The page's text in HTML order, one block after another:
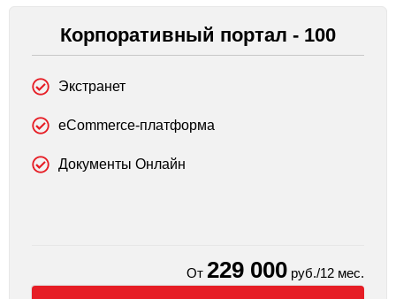
Корпоративный портал - 100
Экстранет
eCommerce-платформа
Документы Онлайн
От 229 000 руб./12 мес.